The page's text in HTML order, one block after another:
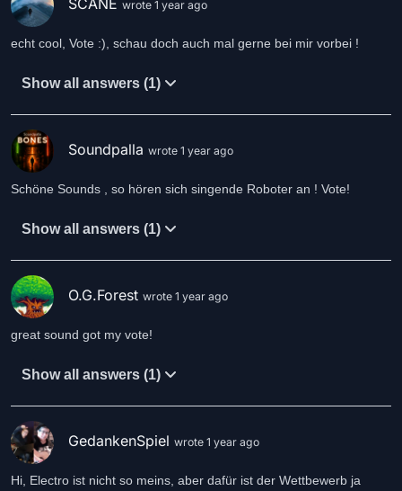
SCANE wrote 1 year ago
echt cool, Vote :), schau doch auch mal gerne bei mir vorbei !
Show all answers (1)
Soundpalla wrote 1 year ago
Schöne Sounds , so hören sich singende Roboter an ! Vote!
Show all answers (1)
O.G.Forest wrote 1 year ago
great sound got my vote!
Show all answers (1)
GedankenSpiel wrote 1 year ago
Hi, Electro ist nicht so meins, aber dafür ist der Wettbewerb ja